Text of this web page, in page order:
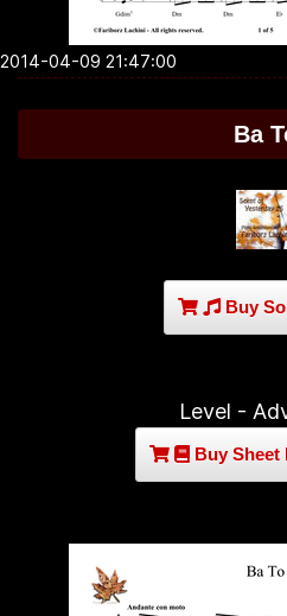
2014-04-09 21:47:00
Ba
Buy
Level -
Buy Sheet